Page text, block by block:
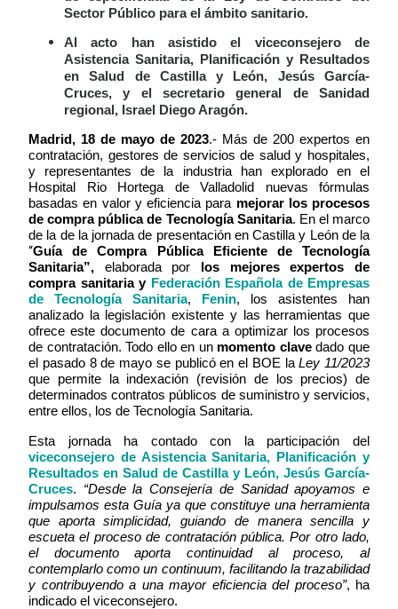
Sector Público para el ámbito sanitario.
Al acto han asistido el viceconsejero de
Asistencia Sanitaria, Planificación y Resultados
en Salud de Castilla y León, Jesús García-
Cruces, y el secretario general de Sanidad
regional, Israel Diego Aragón.
Madrid, 18 de mayo de 2023.- Más de 200 expertos en
contratación, gestores de servicios de salud y hospitales,
y representantes de la industria han explorado en el
Hospital Rio Hortega de Valladolid nuevas fórmulas
basadas en valor y eficiencia para mejorar los procesos
de compra pública de Tecnología Sanitaria. En el marco
de la de la jornada de presentación en Castilla y León de la
“Guía de Compra Pública Eficiente de Tecnología
Sanitaria”, elaborada por los mejores expertos de
compra sanitaria y Federación Española de Empresas
de Tecnología Sanitaria, Fenin, los asistentes han
analizado la legislación existente y las herramientas que
ofrece este documento de cara a optimizar los procesos
de contratación. Todo ello en un momento clavedado que
el pasado 8 de mayo se publicó en el BOE laLey 11/2023
que permite la indexación (revisión de los precios) de
determinados contratos públicos de suministro y servicios,
entre ellos, los de Tecnología Sanitaria.
Esta jornada ha contado con la participación del
viceconsejero de Asistencia Sanitaria, Planificación y
Resultados en Salud de Castilla y León, Jesús García-
Cruces. “Desde la Consejería de Sanidad apoyamos e
impulsamos esta Guía ya que constituye una herramienta
que aporta simplicidad, guiando de manera sencilla y
escueta el proceso de contratación pública. Por otro lado,
el documento aporta continuidad al proceso, al
contemplarlo como un continuum, facilitando la trazabilidad
y contribuyendo a una mayor eficiencia del proceso”, ha
indicado el viceconsejero.